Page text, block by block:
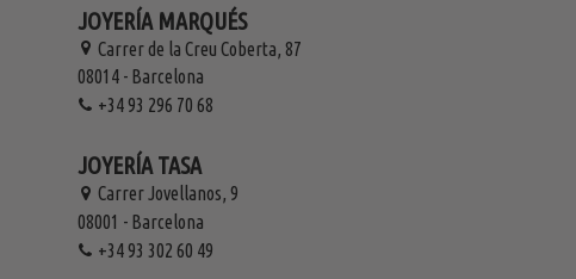
JOYERÍA MARQUÉS
Carrer de la Creu Coberta, 87
08014 - Barcelona
+34 93 296 70 68
JOYERÍA TASA
Carrer Jovellanos, 9
08001 - Barcelona
+34 93 302 60 49